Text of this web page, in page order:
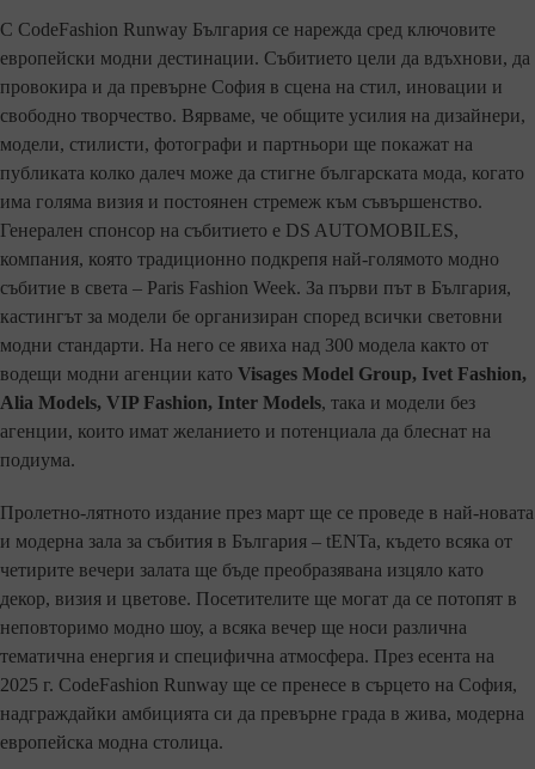
С CodeFashion Runway България се нарежда сред ключовите
европейски модни дестинации. Събитието цели да вдъхнови, да
провокира и да превърне София в сцена на стил, иновации и
свободно творчество. Вярваме, че общите усилия на дизайнери,
модели, стилисти, фотографи и партньори ще покажат на
публиката колко далеч може да стигне българската мода, когато
има голяма визия и постоянен стремеж към съвършенство.
Генерален спонсор на събитието е DS AUTOMOBILES,
компания, която традиционно подкрепя най-голямото модно
събитие в света – Paris Fashion Week. За първи път в България,
кастингът за модели бе организиран според всички световни
модни стандарти. На него се явиха над 300 модела както от
водещи модни агенции като Visages Model Group, Ivet Fashion,
Alia Models, VIP Fashion, Inter Models, така и модели без
агенции, които имат желанието и потенциала да блеснат на
подиума.
Пролетно-лятното издание през март ще се проведе в най-новата
и модерна зала за събития в България – tENTa, където всяка от
четирите вечери залата ще бъде преобразявана изцяло като
декор, визия и цветове. Посетителите ще могат да се потопят в
неповторимо модно шоу, а всяка вечер ще носи различна
тематична енергия и специфична атмосфера. През есента на
2025 г. CodeFashion Runway ще се пренесе в сърцето на София,
надграждайки амбицията си да превърне града в жива, модерна
европейска модна столица.